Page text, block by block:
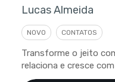
Lucas Almeida
NOVO CONTATOS
Transforme o jeito
relaciona e cresce